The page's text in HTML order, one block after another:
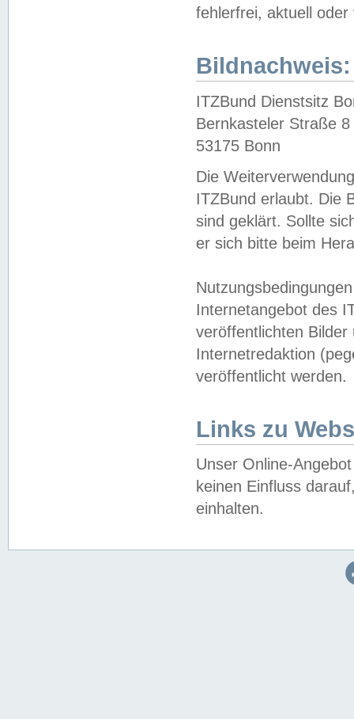
fehlerfrei, aktuell oder
Bildnachweis:
ITZBund Dienstsitz
Bernkasteler Straße 8
53175 Bonn
Die
ITZBund erlaubt. Die
sind geklärt. Sollte
er sich bitte beim
Internetangebot des
veröffentlichten
Internetredaktion
veröffentlicht werden.
Links zu
Unser Online-
keinen Einfluss
einhalten.